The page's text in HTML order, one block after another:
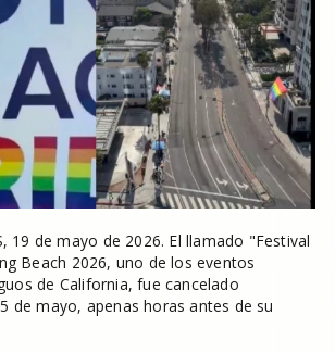
19 de mayo de 2026. El llamado "Festival
Beach 2026, uno de los eventos
de California, fue cancelado
de mayo, apenas horas antes de su